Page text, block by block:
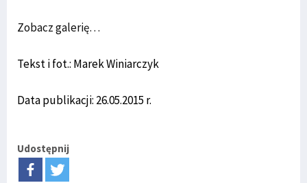
Zobacz galerię…
Tekst i fot.: Marek Winiarczyk
Data publikacji: 26.05.2015 r.
Udostępnij